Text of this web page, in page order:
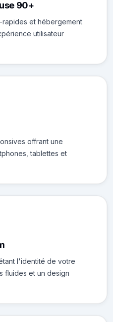
90+
rapides et hébergement
utilisateur
offrant une
tablettes et
l'identité de votre
fluides et un design